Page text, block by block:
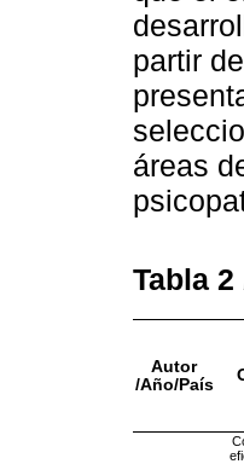
partir
áreas
Tabla 2
Autor
/Año/País